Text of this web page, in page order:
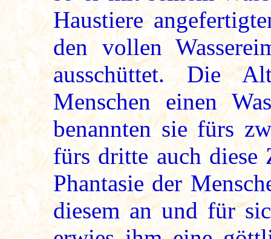
Haustiere
den vollen
ausschüttet. Die
Menschen einen
benannten sie fürs
fürs dritte auch diese
Phantasie der
diesem an und für